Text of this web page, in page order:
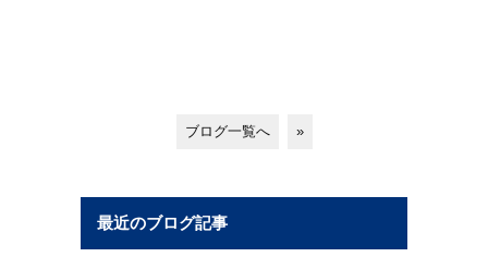
ブログ一覧へ »
最近のブログ記事